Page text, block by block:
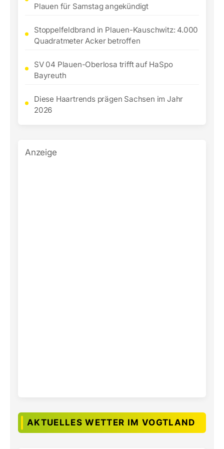
Plauen für Samstag angekündigt
Stoppelfeldbrand in Plauen-Kauschwitz: 4.000
Quadratmeter Acker betroffen
SV 04 Plauen-Oberlosa trifft auf HaSpo
Bayreuth
Diese Haartrends prägen Sachsen im Jahr
2026
Anzeige
AKTUELLES WETTER IM VOGTLAND